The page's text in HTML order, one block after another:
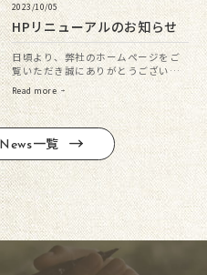
2023/10/05
HPリニューアルのお知らせ
日頃より、弊社のホームページをご
覧いただき誠にありがとうございま
す。 この度、弊社サイトの拡充を
図るため、新しくHPをリニューアル
致しました。 これまで以上に情報を
充実させ、各種無料査定のご案 […]
Read more
一覧